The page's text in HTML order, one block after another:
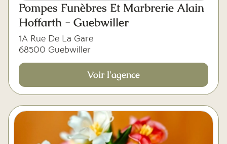
Pompes Funèbres Et Marbrerie Alain
Hoffarth - Guebwiller
1A Rue De La Gare
68500 Guebwiller
Voir l'agence